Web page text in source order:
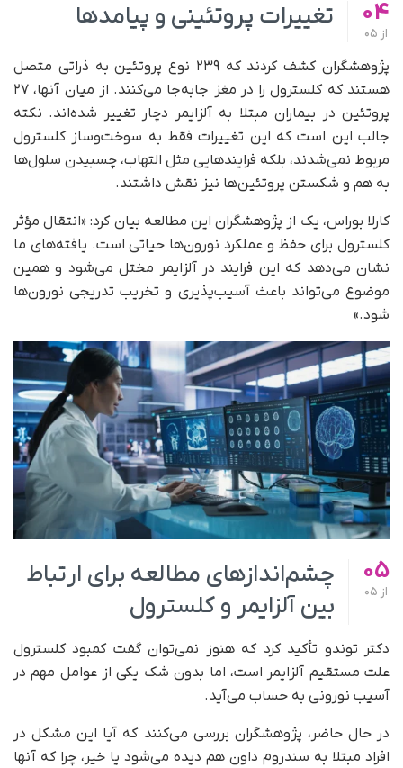
04
از
تغییرات پروتئینی و پیامدها
پژوهشگران کشف کردند که ۲۳۹ نوع پروتئین به ذراتی متصل
هستند که کلسترول را در مغز جابه‌جا می‌کنند. از میان آنها، ۲۷
پروتئین در بیماران مبتلا به آلزایمر دچار تغییر شده‌اند. نکته
جالب این است که این تغییرات فقط به سوخت‌وساز کلسترول
مربوط نمی‌شدند، بلکه فرایندهایی مثل التهاب، چسبیدن سلول‌ها
به هم و شکستن پروتئین‌ها نیز نقش داشتند.
کارلا بوراس، یک از پژوهشگران این مطالعه بیان کرد: «انتقال مؤثر
کلسترول برای حفظ و عملکرد نورون‌ها حیاتی است. یافته‌های ما
نشان می‌دهد که این فرایند در آلزایمر مختل می‌شود و همین
موضوع می‌تواند باعث آسیب‌پذیری و تخریب تدریجی نورون‌ها
شود.»
05
از
چشم‌اندازهای مطالعه برای ارتباط
بین آلزایمر و کلسترول
دکتر توندو تأکید کرد که هنوز نمی‌توان گفت کمبود کلسترول
علت مستقیم آلزایمر است، اما بدون شک یکی از عوامل مهم در
آسیب نورونی به حساب می‌آید.
در حال حاضر، پژوهشگران بررسی می‌کنند که آیا این مشکل در
افراد مبتلا به سندروم داون هم دیده می‌شود یا خیر، چرا که آنها